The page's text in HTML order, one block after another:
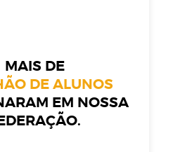
MAIS DE
DE ALUNOS
EM NOSSA